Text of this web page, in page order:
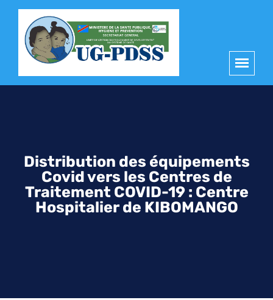
Distribution des équipements
Covid vers les Centres de
Traitement COVID-19 : Centre
Hospitalier de KIBOMANGO